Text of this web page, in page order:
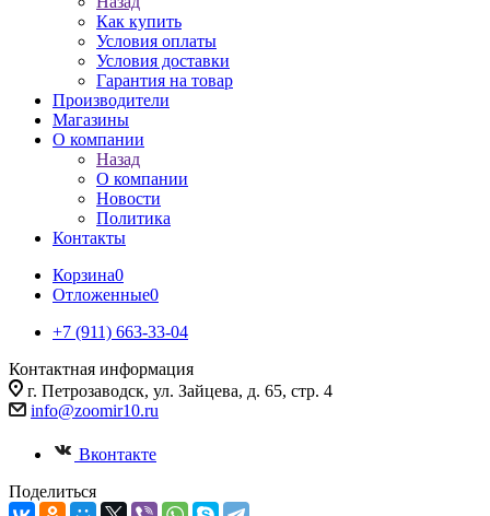
Как купить
Условия оплаты
Условия доставки
Гарантия на товар
Производители
Магазины
О компании
Назад
О компании
Новости
Политика
Контакты
Корзина0
Отложенные0
+7 (911) 663-33-04
Контактная информация
г. Петрозаводск, ул. Зайцева, д. 65, стр. 4
info@zoomir10.ru
Вконтакте
Поделиться